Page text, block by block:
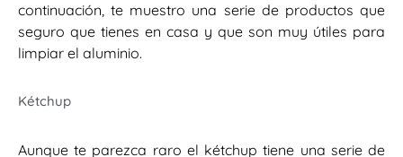
continuación, te muestro una serie de productos que
seguro que tienes en casa y que son muy útiles para
limpiar el aluminio.
Kétchup
Aunque te parezca raro el kétchup tiene una serie de